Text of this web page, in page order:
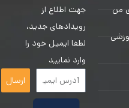
من
جهت اطلاع از
رویدادهای جدید،
لطفا ایمیل خود را
وارد نمایید
ارسال